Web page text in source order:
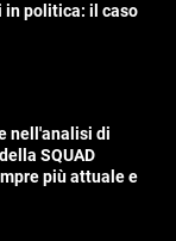
in politica: il caso
nell'analisi di
SQUAD
più attuale e